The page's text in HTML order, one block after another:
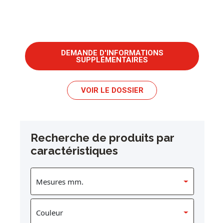
DEMANDE D'INFORMATIONS
SUPPLÉMENTAIRES
VOIR LE DOSSIER
Recherche de produits par
caractéristiques